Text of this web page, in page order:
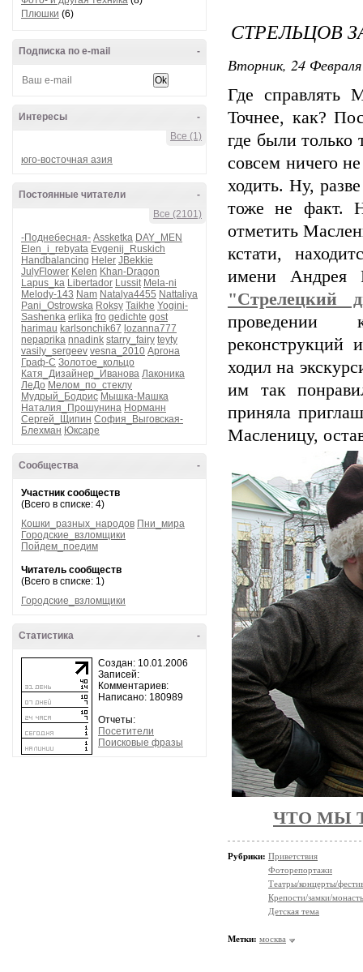
Плюшки (6)
-
Подписка по e-mail
-
Интересы
Все (1)
юго-восточная азия
-
Постоянные читатели
Все (2101)
-Поднебесная- Assketka DAY_MEN
Elen_i_rebyata Evgenij_Ruskich
Handbalancing Heler JBekkie
JulyFlower Kelen Khan-Dragon
Lapus_ka Libertador Lussit Mela-ni
Melody-143 Nam Natalya4455 Nattaliya
Pani_Ostrowska Roksy Taikhe Yogini-
Sashenka erlika fro gedichte gost
harimau karlsonchik67 lozanna777
nepaprika nnadink starry_fairy teyty
vasily_sergeev vesna_2010 Аргона
Граф-С Золотое_кольцо
Катя_Дизайнер_Иванова Лаконика
ЛеДо Мелом_по_стеклу
Мудрый_Бодрис Мышка-Машка
Наталия_Прошунина Норманн
Сергей_Щипин София_Выговская-
Блехман Юксаре
-
Сообщества
Участник сообществ
(Всего в списке: 4)
Кошки_разных_народов Пни_мира
Городские_взломщики
Пойдем_поедим
Читатель сообществ
(Всего в списке: 1)
Городские_взломщики
-
Статистика
Создан: 10.01.2006
Записей:
Комментариев:
Написано: 180989
Отчеты:
Посетители
Поисковые фразы
СТРЕЛЬЦОВ
Вторник, 24
Где справлять
Точнее, как?
где были только
совсем ничего
ходить. Ну,
тоже не факт.
отметить
кстати,
имени Андрея
"Стрелецкий
проведении
реконструкций
ходил на
им так
приняла
Масленицу,
ЧТО МЫ
Рубрики: Приветствия
Фоторепортажи
Театры/концерты/
Крепости/замки/
Детская тема
Метки: москва